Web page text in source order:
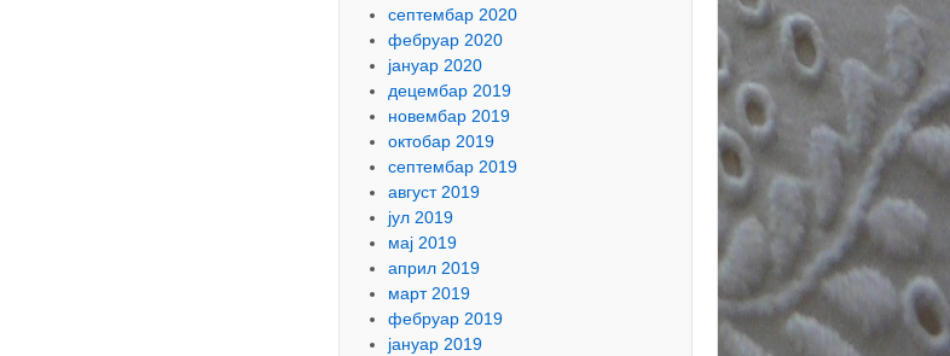
септембар 2020
фебруар 2020
јануар 2020
децембар 2019
новембар 2019
октобар 2019
септембар 2019
август 2019
јул 2019
мај 2019
април 2019
март 2019
фебруар 2019
јануар 2019